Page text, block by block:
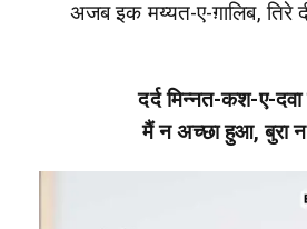
अजब इक मय्यत-ए-ग़ालिब, तिरे
दर्द मिन्नत-कश-ए-
मैं न अच्छा हुआ, बुरा